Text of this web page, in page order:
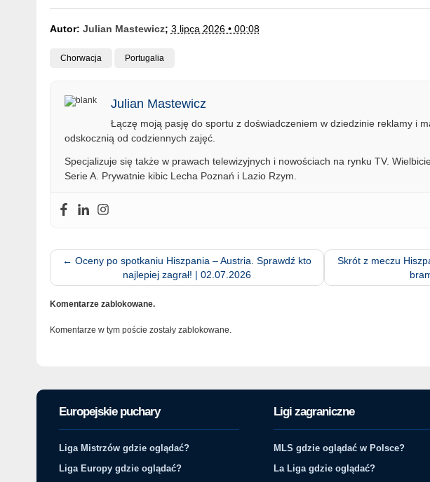
Autor: Julian Mastewicz; 3 lipca 2026 • 00:08
Chorwacja Portugalia
Julian Mastewicz
Łączę moją pasję do sportu z doświadczeniem w dziedzinie reklamy i
odskocznią od codziennych zajęć.
Specjalizuje się także w prawach telewizyjnych i nowościach na rynku TV.
Serie A. Prywatnie kibic Lecha Poznań i Lazio Rzym.
← Oceny po spotkaniu Hiszpania – Austria. Sprawdź kto
najlepiej zagrał! | 02.07.2026
Skrót z meczu
Komentarze zablokowane.
Komentarze w tym poście zostały zablokowane.
Europejskie puchary
Liga Mistrzów gdzie oglądać?
Liga Europy gdzie oglądać?
Ligi zagraniczne
MLS gdzie oglądać w Polsce?
La Liga gdzie oglądać?